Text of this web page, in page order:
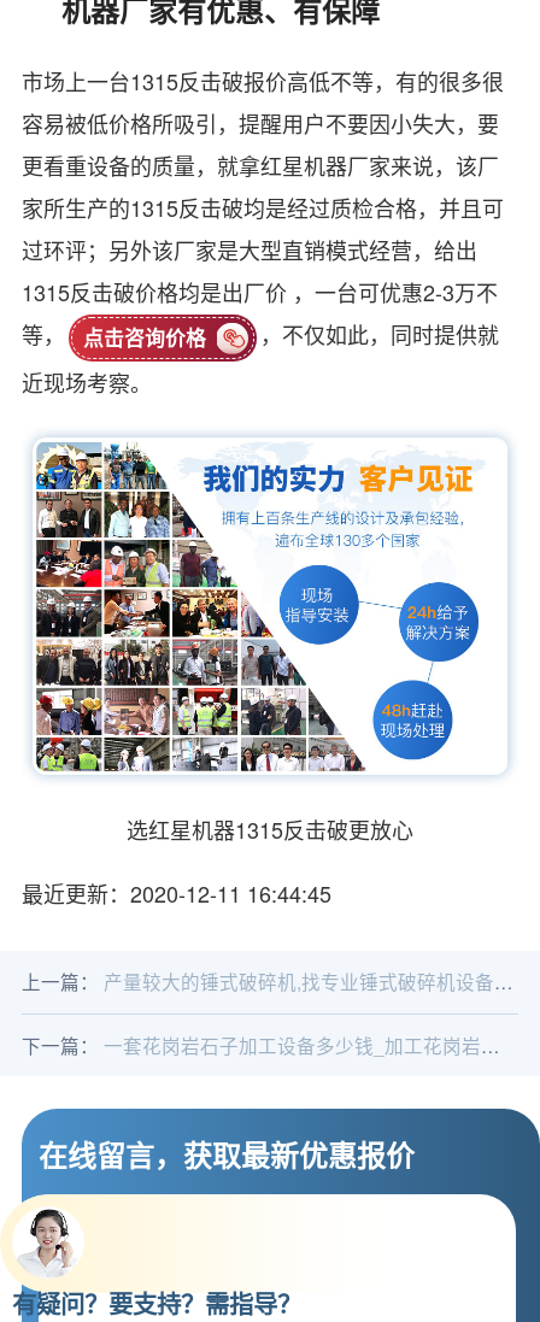
机器厂家有优惠、有保障
市场上一台1315反击破报价高低不等，有的很多很
容易被低价格所吸引，提醒用户不要因小失大，要
更看重设备的质量，就拿红星机器厂家来说，该厂
家所生产的1315反击破均是经过质检合格，并且可
过环评；另外该厂家是大型直销模式经营，给出
1315反击破价格均是出厂价 ，一台可优惠2-3万不
等，
点击咨询价格
，不仅如此，同时提供就
近现场考察。
选红星机器1315反击破更放心
最近更新：2020-12-11 16:44:45
上一篇： 产量较大的锤式破碎机,找专业锤式破碎机设备厂家
下一篇： 一套花岗岩石子加工设备多少钱_加工花岗岩石子设备价格
在线留言，获取最新优惠报价
有疑问？要支持？需指导？